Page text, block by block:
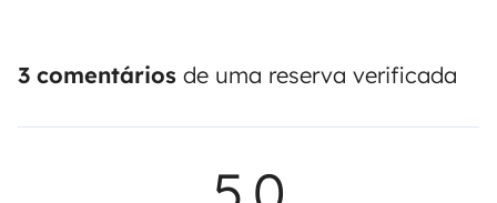
3 comentários de uma reserva verificada